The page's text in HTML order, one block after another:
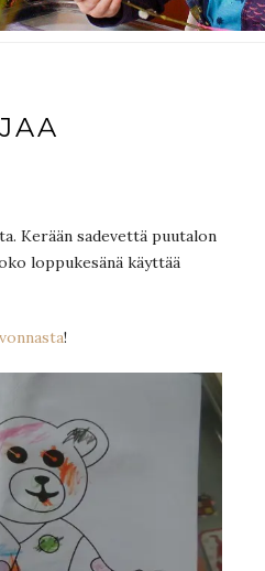
Kerään sadevettä puutalon
loppukesänä käyttää
!